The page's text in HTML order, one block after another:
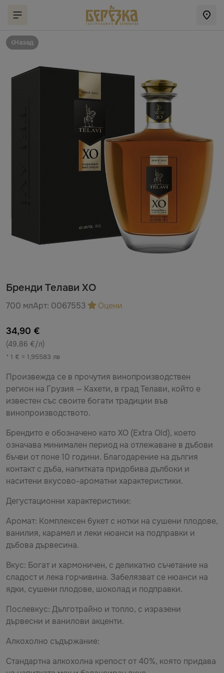
Назад
Бренди Телави ХО
700 млАрт: 0067553 Оцени
34,90 €
(49,86 €/л)
* 1 € = 1,95583 лв
Произвежда се в прочутия винопроизводствен
регион на Грузия — Кахети, в град Телави, който е
известен със своите богати традиции във
винопроизводството.
Брендито е обозначено като ХО (Extra Old), което
означава минимален период на отлежаване в дъбови
бъчви от поне 10 години. Благодарение на дългия
контакт с дъба, напитката придобива дълбоки и
наситени вкусово-ароматни характеристики.
Дегустационни характеристики:
Аромат: Комплексен букет с нотки на сушени плодове,
ванилия, карамел и леки нюанси на подправки и
дъбова дървесина.
Вкус: Богат и хармоничен, с деликатно съчетание на
сладост и лека горчивина. Забелязват се нюанси на
ядки, сушени плодове, шоколад и подправки.
Послевкус: Дълготрайно и топло, с изразени
дървесни и ванилови акценти.
Алкохолно съдържание:
Стандартна алкохолна крепост от 40%, която придава